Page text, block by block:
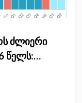
ძლიერი
წელს: